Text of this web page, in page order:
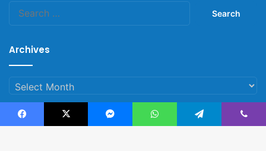
ရွှေလီမြစ်ကြောင်း
သိမ်းပိုက်ထားတဲ့ မဘိမ်းမြို့ကို ရရှိဖို့
စစ်ကောင်စီတပ်က
လူး စတဲ့မြို့ ၅ မြို့ကို ဝင်ရောက်ထိန်းချုပ်လိုက်ပြီလို ကြေညာပေ
မယ့် တိုက်ပွဲတွေဆက်ဖြစ်နေသေးတယ်လို့ တော်လှန်ရေးတပ်ဖွဲ့ ဝင်
တစ်ဦးက အခုလို ပြောပါတယ်။
Archives
Archives
Facebook X Messenger WhatsApp Telegram Viber